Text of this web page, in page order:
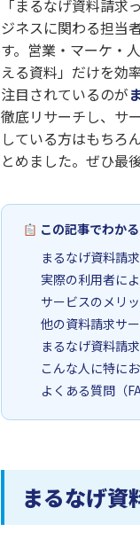
「まるなげ資料請
ジネスに関わる担当
す。営業・マーケ・
える資料」だけを効
注目されているのが
徹底リサーチし、サ
している方はもちろ
とめました。ぜひ最
この記事でわか
まるなげ資料請
実際の利用者に
サービスのメリ
他の資料請求サ
まるなげ資料請
こんな人に特に
よくある質問（
まるなげ資